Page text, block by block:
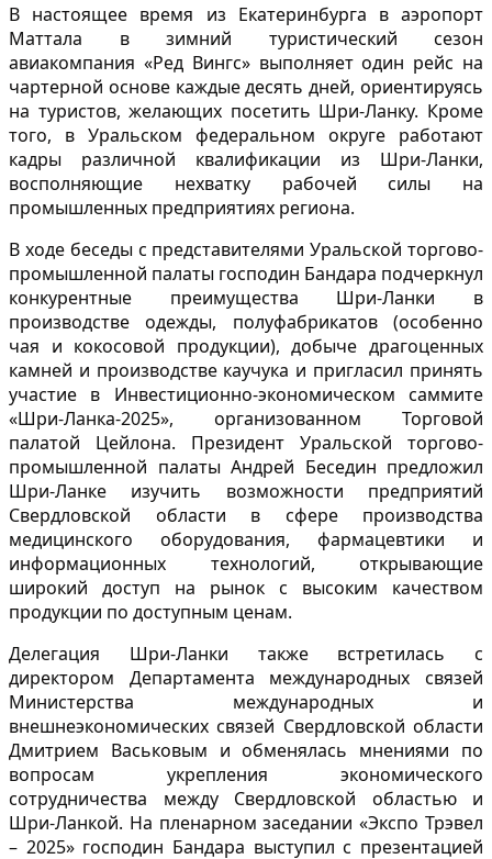
В настоящее время из Екатеринбурга в аэропорт
Маттала в зимний туристический сезон
авиакомпания «Ред Вингс» выполняет один рейс на
чартерной основе каждые десять дней, ориентируясь
на туристов, желающих посетить Шри-Ланку. Кроме
того, в Уральском федеральном округе работают
кадры различной квалификации из Шри-Ланки,
восполняющие нехватку рабочей силы на
промышленных предприятиях региона.
В ходе беседы с представителями Уральской торгово-
промышленной палаты господин Бандара подчеркнул
конкурентные преимущества Шри-Ланки в
производстве одежды, полуфабрикатов (особенно
чая и кокосовой продукции), добыче драгоценных
камней и производстве каучука и пригласил принять
участие в Инвестиционно-экономическом саммите
«Шри-Ланка-2025», организованном Торговой
палатой Цейлона. Президент Уральской торгово-
промышленной палаты Андрей Беседин предложил
Шри-Ланке изучить возможности предприятий
Свердловской области в сфере производства
медицинского оборудования, фармацевтики и
информационных технологий, открывающие
широкий доступ на рынок с высоким качеством
продукции по доступным ценам.
Делегация Шри-Ланки также встретилась с
директором Департамента международных связей
Министерства международных и
внешнеэкономических связей Свердловской области
Дмитрием Васьковым и обменялась мнениями по
вопросам укрепления экономического
сотрудничества между Свердловской областью и
Шри-Ланкой. На пленарном заседании «Экспо Трэвел
– 2025» господин Бандара выступил с презентацией